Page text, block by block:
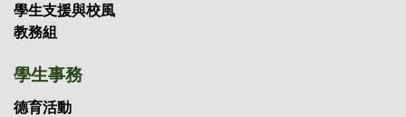
學生支援與校風
教務組
學生事務
德育活動